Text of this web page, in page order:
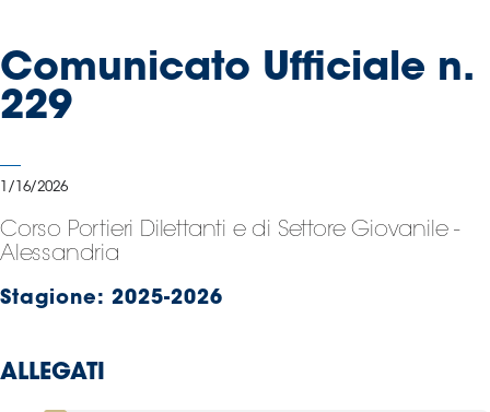
Paralimpico
Serie
A
Serie
Femminile
Museo
Calcio
I
Comunicato Ufficiale n.
229
1/16/2026
Corso Portieri Dilettanti e di Settore Giovanile -
Alessandria
Stagione: 2025-2026
ALLEGATI